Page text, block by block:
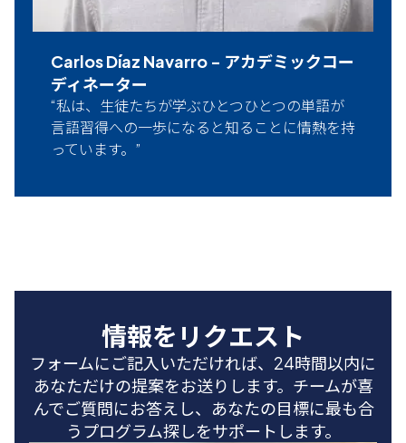
Carlos Díaz Navarro - アカデミックコー
ディネーター
私は、生徒たちが学ぶひとつひとつの単語が
言語習得への一歩になると知ることに情熱を持
っています。
情報をリクエスト
フォームにご記入いただければ、24時間以内に
あなただけの提案をお送りします。チームが喜
んでご質問にお答えし、あなたの目標に最も合
うプログラム探しをサポートします。